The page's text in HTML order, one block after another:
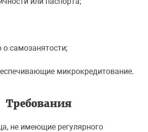
о самозанятости;
микрокредитование.
Требования
не имеющие регулярного